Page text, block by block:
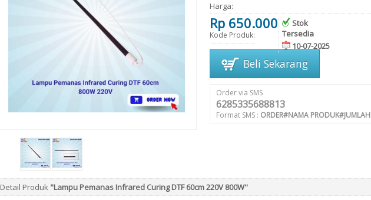
Harga:
Rp 650.000
Kode Produk:
Stok
Tersedia
10-07-2025
Beli Sekarang
Order via SMS
6285335688813
Format SMS : ORDER#NAMA PRODUK#JUMLAH
Detail Produk "Lampu Pemanas Infrared Curing DTF 60cm 220V 800W"